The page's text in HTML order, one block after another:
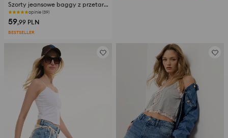
Szorty jeansowe baggy z przetarciami
opinie (39)
59,99 PLN
BESTSELLER